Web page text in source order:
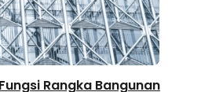
Rangka Bangunan